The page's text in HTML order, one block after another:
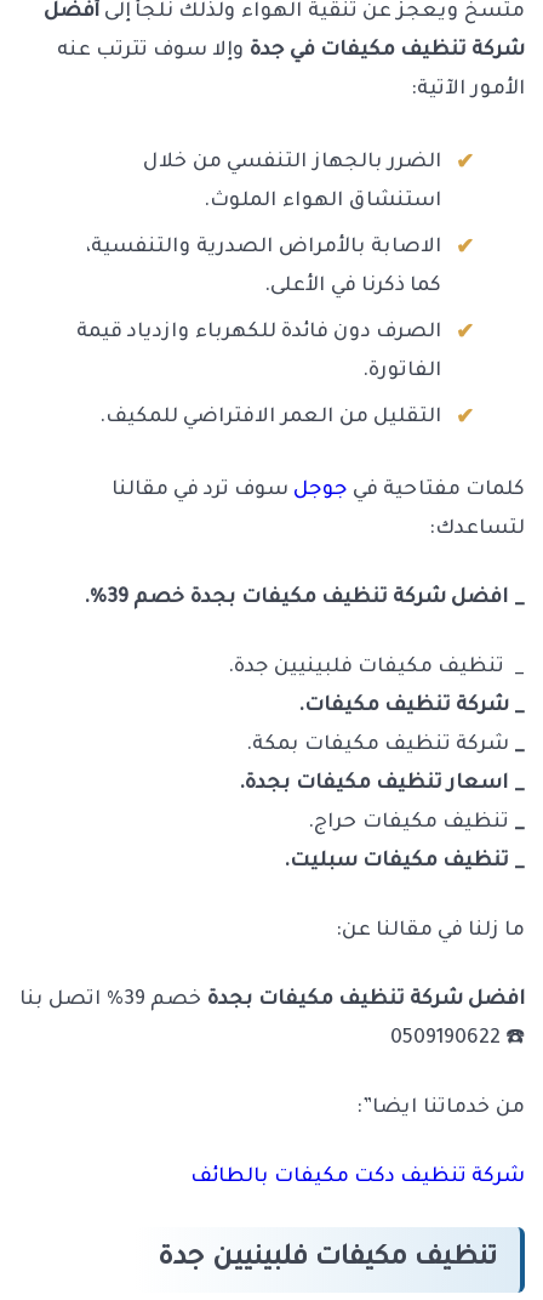
متسخ ويعجز عن تنقية الهواء ولذلك نلجأ إلى أفضل
شركة تنظيف مكيفات في جدة وإلا سوف تترتب عنه
الأمور الآتية:
الضرر بالجهاز التنفسي من خلال
استنشاق الهواء الملوث.
الاصابة بالأمراض الصدرية والتنفسية،
كما ذكرنا في الأعلى.
الصرف دون فائدة للكهرباء وازدياد قيمة
الفاتورة.
التقليل من العمر الافتراضي للمكيف.
كلمات مفتاحية في جوجل سوف ترد في مقالنا
لتساعدك:
_ افضل شركة تنظيف مكيفات بجدة خصم 39%.
_ تنظيف مكيفات فلبينيين جدة.
_ شركة تنظيف مكيفات.
_ شركة تنظيف مكيفات بمكة.
_ اسعار تنظيف مكيفات بجدة.
_ تنظيف مكيفات حراج.
_ تنظيف مكيفات سبليت.
ما زلنا في مقالنا عن:
افضل شركة تنظيف مكيفات بجدة
خصم 39% اتصل بنا
☎️ 0509190622
من خدماتنا ايضا”:
شركة تنظيف دكت مكيفات بالطائف
تنظيف مكيفات فلبينيين جدة